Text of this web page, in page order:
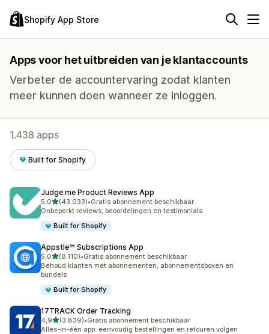
Shopify App Store
Apps voor het uitbreiden van je klantaccounts
Verbeter de accountervaring zodat klanten
meer kunnen doen wanneer ze inloggen.
1.438 apps
Built for Shopify
Judge.me Product Reviews App
5,0van 5 sterren
(43.033)
43033 recensies in totaal
•Gratis abonnement beschikbaar
Onbeperkt reviews, beoordelingen en testimonials
Built for Shopify
Appstle℠ Subscriptions App
5,0van 5 sterren
(8.110)
8110 recensies in totaal
•Gratis abonnement beschikbaar
Behoud klanten met abonnementen, abonnementsboxen en
bundels
Built for Shopify
17TRACK Order Tracking
4,9van 5 sterren
(3.839)
3839 recensies in totaal
•Gratis abonnement beschikbaar
Alles-in-één app: eenvoudig bestellingen en retouren volgen